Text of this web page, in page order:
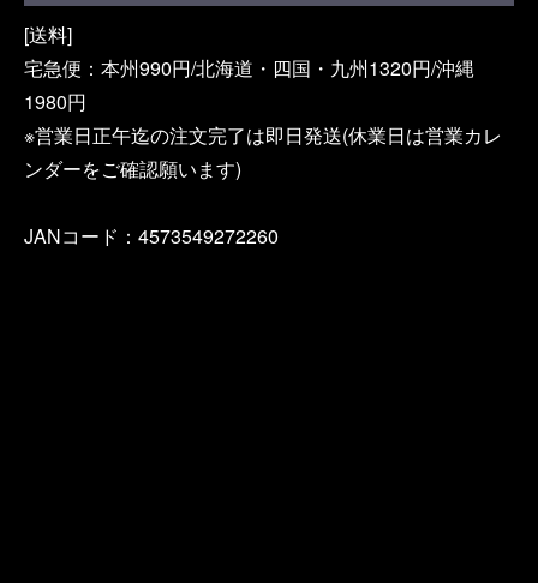
[送料]
宅急便：本州990円/北海道・四国・九州1320円/沖縄
1980円
※営業日正午迄の注文完了は即日発送(休業日は営業カレ
ンダーをご確認願います)
JANコード：4573549272260